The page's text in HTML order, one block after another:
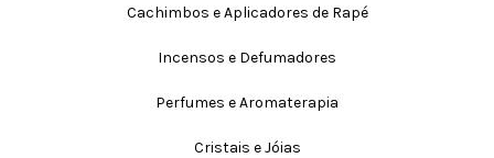
Cachimbos e Aplicadores de Rapé
Incensos e Defumadores
Perfumes e Aromaterapia
Cristais e Jóias